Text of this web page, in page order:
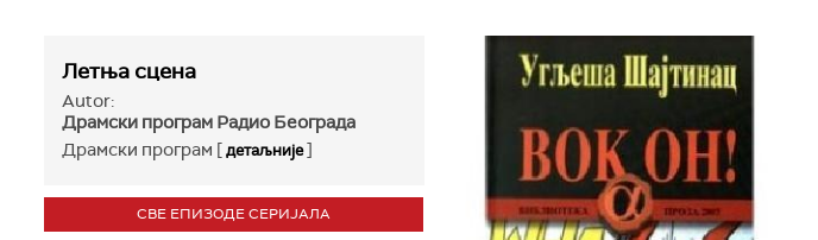
Летња сцена
Autor:
Драмски програм Радио Београда
Драмски програм [детаљније]
СВЕ ЕПИЗОДЕ СЕРИЈАЛА